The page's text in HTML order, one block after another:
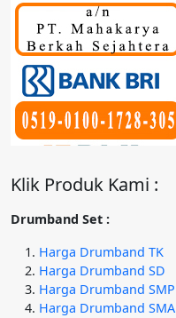
Klik Produk Kami :
Drumband Set :
Harga Drumband TK
Harga Drumband SD
Harga Drumband SMP
Harga Drumband SMA